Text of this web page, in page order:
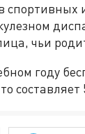
чьи
году